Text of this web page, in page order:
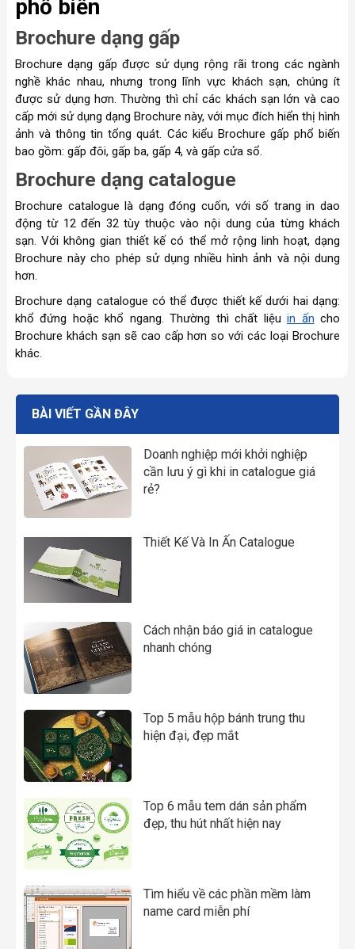
phổ biến
Brochure dạng gấp
Brochure dạng gấp được sử dụng rộng rãi trong các ngành
nghề khác nhau, nhưng trong lĩnh vực khách sạn, chúng ít
được sử dụng hơn. Thường thì chỉ các khách sạn lớn và cao
cấp mới sử dụng dạng Brochure này, với mục đích hiển thị hình
ảnh và thông tin tổng quát. Các kiểu Brochure gấp phổ biến
bao gồm: gấp đôi, gấp ba, gấp 4, và gấp cửa sổ.
Brochure dạng catalogue
Brochure catalogue là dạng đóng cuốn, với số trang in dao
động từ 12 đến 32 tùy thuộc vào nội dung của từng khách
sạn. Với không gian thiết kế có thể mở rộng linh hoạt, dạng
Brochure này cho phép sử dụng nhiều hình ảnh và nội dung
hơn.
Brochure dạng catalogue có thể được thiết kế dưới hai dạng:
khổ đứng hoặc khổ ngang. Thường thì chất liệuin ấn cho
Brochure khách sạn sẽ cao cấp hơn so với các loại Brochure
khác.
BÀI VIẾT GẦN ĐÂY
Doanh nghiệp mới khởi nghiệp
cần lưu ý gì khi in catalogue giá
rẻ?
Thiết Kế Và In Ấn Catalogue
Cách nhận báo giá in catalogue
nhanh chóng
Top 5 mẫu hộp bánh trung thu
hiện đại, đẹp mắt
Top 6 mẫu tem dán sản phẩm
đẹp, thu hút nhất hiện nay
Tìm hiểu về các phần mềm làm
name card miễn phí